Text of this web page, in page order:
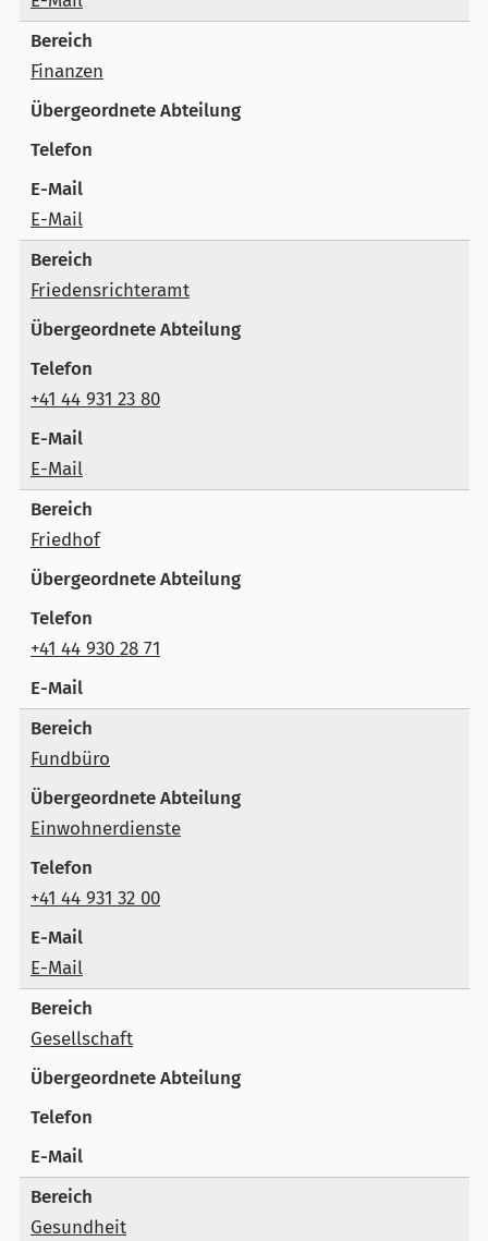
Finanzen
E-Mail
Friedensrichteramt
+41 44 931 23 80
E-Mail
Friedhof
+41 44 930 28 71
Fundbüro
Einwohnerdienste
+41 44 931 32 00
E-Mail
Gesellschaft
Gesundheit